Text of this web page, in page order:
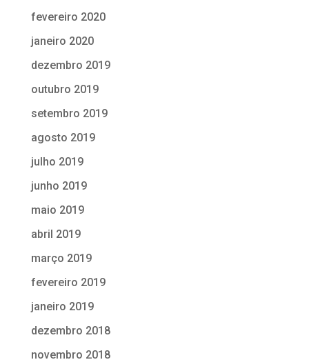
fevereiro 2020
janeiro 2020
dezembro 2019
outubro 2019
setembro 2019
agosto 2019
julho 2019
junho 2019
maio 2019
abril 2019
março 2019
fevereiro 2019
janeiro 2019
dezembro 2018
novembro 2018